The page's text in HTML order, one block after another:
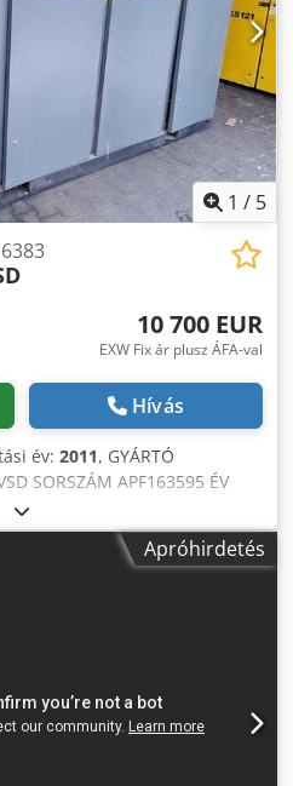
1 / 5
10 700 EUR
EXW Fix ár plusz ÁFA-val
Hívás
év: 2011, GYÁRTÓ
SORSZÁM APF163595 ÉV
KAPACITÁS (m³/perc) 4,82-
(DOK/ÖSSZ)
U Sspfx AlwofApróhirdetés